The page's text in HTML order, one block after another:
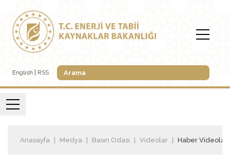
English RSS
Anasayfa Medya Basın Odası Videolar Haber Videoları